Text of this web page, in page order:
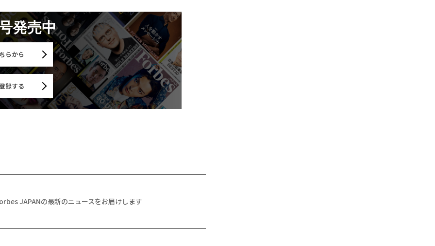
発売中
らから
録する
JAPANの最新のニュースをお届けします